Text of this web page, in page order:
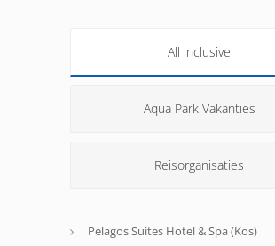
All inclusive
Aqua Park Vakanties
Reisorganisaties
Pelagos Suites Hotel & Spa (Kos)